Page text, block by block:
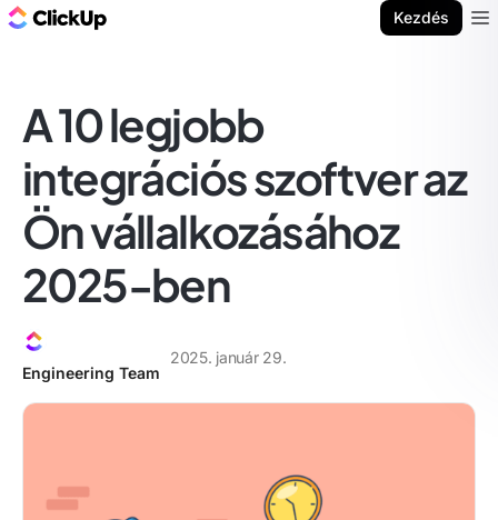
Kezdés
A 10 legjobb
integrációs szoftver az
Ön vállalkozásához
2025-ben
Engineering Team
2025. január 29.